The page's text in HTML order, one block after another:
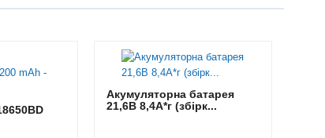
Акумуляторна батарея
21,6В 8,4A*г (збірк...